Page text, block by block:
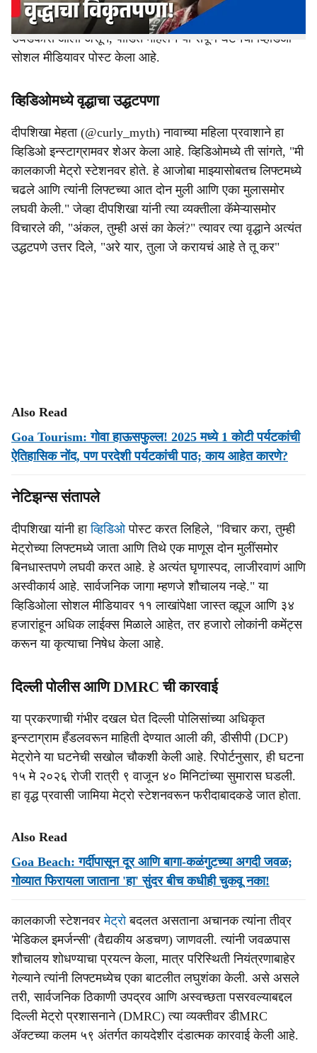
लिफ्टमध्ये दोन मुली आणि एका मुलासमोर लघवी केल्याचा प्रकार
उघडकीस आला असून, पीडित महिलेने या संपूर्ण घटनेचा व्हिडिओ
सोशल मीडियावर पोस्ट केला आहे.
व्हिडिओमध्ये वृद्धाचा उद्धटपणा
दीपशिखा मेहता (@curly_myth) नावाच्या महिला प्रवाशाने हा
व्हिडिओ इन्स्टाग्रामवर शेअर केला आहे. व्हिडिओमध्ये ती सांगते, "मी
कालकाजी मेट्रो स्टेशनवर होते. हे आजोबा माझ्यासोबतच लिफ्टमध्ये
चढले आणि त्यांनी लिफ्टच्या आत दोन मुली आणि एका मुलासमोर
लघवी केली." जेव्हा दीपशिखा यांनी त्या व्यक्तीला कॅमेऱ्यासमोर
विचारले की, "अंकल, तुम्ही असं का केलं?" त्यावर त्या वृद्धाने अत्यंत
उद्धटपणे उत्तर दिले, "अरे यार, तुला जे करायचं आहे ते तू कर"
Also Read
Goa Tourism: गोवा हाऊसफुल्ल! 2025 मध्ये 1 कोटी पर्यटकांची
ऐतिहासिक नोंद, पण परदेशी पर्यटकांची पाठ; काय आहेत कारणे?
नेटिझन्स संतापले
दीपशिखा यांनी हाव्हिडिओपोस्ट करत लिहिले, "विचार करा, तुम्ही
मेट्रोच्या लिफ्टमध्ये जाता आणि तिथे एक माणूस दोन मुलींसमोर
बिनधास्तपणे लघवी करत आहे. हे अत्यंत घृणास्पद, लाजीरवाणं आणि
अस्वीकार्य आहे. सार्वजनिक जागा म्हणजे शौचालय नव्हे." या
व्हिडिओला सोशल मीडियावर ११ लाखांपेक्षा जास्त व्ह्यूज आणि ३४
हजारांहून अधिक लाईक्स मिळाले आहेत, तर हजारो लोकांनी कमेंट्स
करून या कृत्याचा निषेध केला आहे.
दिल्ली पोलीस आणि DMRC ची कारवाई
या प्रकरणाची गंभीर दखल घेत दिल्ली पोलिसांच्या अधिकृत
इन्स्टाग्राम हँडलवरून माहिती देण्यात आली की, डीसीपी (DCP)
मेट्रोने या घटनेची सखोल चौकशी केली आहे. रिपोर्टनुसार, ही घटना
१५ मे २०२६ रोजी रात्री ९ वाजून ४० मिनिटांच्या सुमारास घडली.
हा वृद्ध प्रवासी जामिया मेट्रो स्टेशनवरून फरीदाबादकडे जात होता.
Also Read
Goa Beach: गर्दीपासून दूर आणि बागा-कळंगुटच्या अगदी जवळ;
गोव्यात फिरायला जाताना 'हा' सुंदर बीच कधीही चुकवू नका!
कालकाजी स्टेशनवरमेट्रोबदलत असताना अचानक त्यांना तीव्र
'मेडिकल इमर्जन्सी' (वैद्यकीय अडचण) जाणवली. त्यांनी जवळपास
शौचालय शोधण्याचा प्रयत्न केला, मात्र परिस्थिती नियंत्रणाबाहेर
गेल्याने त्यांनी लिफ्टमध्येच एका बाटलीत लघुशंका केली. असे असले
तरी, सार्वजनिक ठिकाणी उपद्रव आणि अस्वच्छता पसरवल्याबद्दल
दिल्ली मेट्रो प्रशासनाने (DMRC) त्या व्यक्तीवर डीMRC
ॲक्टच्या कलम ५९ अंतर्गत कायदेशीर दंडात्मक कारवाई केली आहे.